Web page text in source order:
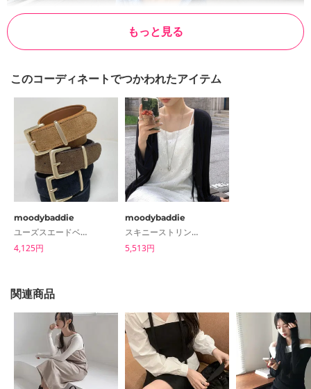
もっと見る
このコーディネートでつかわれたアイテム
moodybaddie
ユーズスエードベルト
4,125円
moodybaddie
スキニーストリングカーディガン
5,513円
関連商品